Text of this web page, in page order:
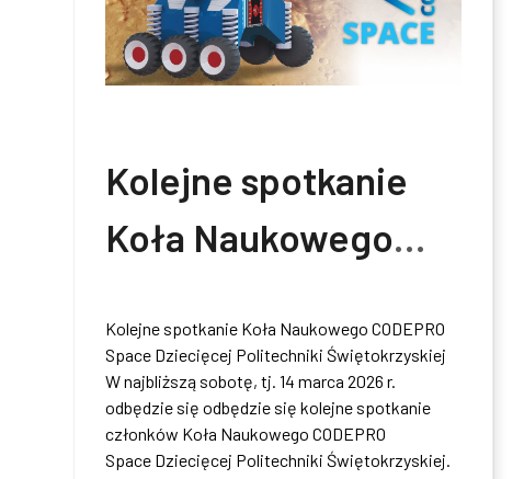
Kolejne spotkanie
Koła Naukowego
Dziecięcej
Politechniki
Świętokrzyskiej
Kolejne spotkanie Koła Naukowego CODEPRO
Space Dziecięcej Politechniki Świętokrzyskiej
W najbliższą sobotę, tj. 14 marca 2026 r.
odbędzie się odbędzie się kolejne spotkanie
członków Koła Naukowego CODEPRO
Space Dziecięcej Politechniki Świętokrzyskiej.